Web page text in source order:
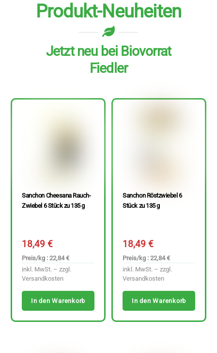
Produkt-Neuheiten
Jetzt neu bei Biovorrat
Fiedler
Sanchon Cheesana Rauch-
Zwiebel 6 Stück zu 135 g
18,49€
Preis/kg : 22,84 €
inkl. MwSt. – zzgl.
Versandkosten
In den Warenkorb
Sanchon Röstzwiebel 6
Stück zu 135 g
18,49€
Preis/kg : 22,84 €
inkl. MwSt. – zzgl.
Versandkosten
In den Warenkorb